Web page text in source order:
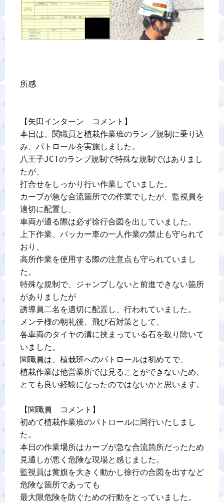
所感
【矢田インターン　コメント】
本日は、関職員と植栽作業班のランプ規制に乗り込
み、パトロールを実施しました。
八王子JCTのランプ規制で特殊な規制ではありまし
たが、
打合せをしっかり行い作業していました。
カーブが急な合流箇所での作業でしたが、監視員を
適切に配置し、
車両が通る際は必ず徐行合図を出していました。
上下作業、パッカー車の一人作業の禁止も守られて
おり、
高所作業を使用する際の注意点も守られていまし
た。
特殊な規制で、ジャンプしないと前進できない箇所
がありましたが
誘導員二名を適切に配置し、行われていました。
メンテ様の朝礼後、飛び石対策として、
各車両のタイヤの溝に挟まっている石を取り除いて
いました。
関職員は、植栽班へのパトロールは初めてで、
植栽作業は他営業所では見ることができないため、
とても良い経験になったのではないかと思います。
【関職員　コメント】
初めて植栽作業班のパトロールに同行いたしまし
た。
本日の作業場所はカーブが急な合流箇所だったため
見通しが悪く危険な現場と感じました。
監視員は黄旗を大きく動かし徐行の合図を出すなど
危険な箇所であっても
最大限危険を防ぐための行動をとっていました。